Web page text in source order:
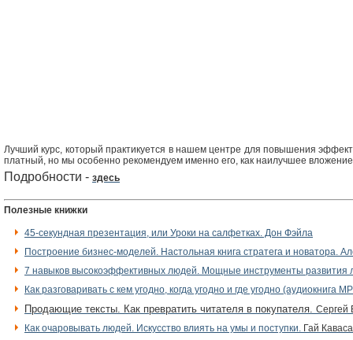
Лучший курс, который практикуется в нашем центре для повышения
платный, но мы особенно рекомендуем именно его, как наилучшее
Подробности - здесь
Полезные книжки
45-секундная презентация, или Уроки на салфетках. Дон Фэйла
Построение бизнес-моделей. Настольная книга стратега и новатора.
7 навыков высокоэффективных людей. Мощные инструменты развития
Как разговаривать с кем угодно, когда угодно и где угодно (аудиокнига
Продающие тексты. Как превратить читателя в покупателя. Сергей
Как очаровывать людей. Искусство влиять на умы и поступки. Гай